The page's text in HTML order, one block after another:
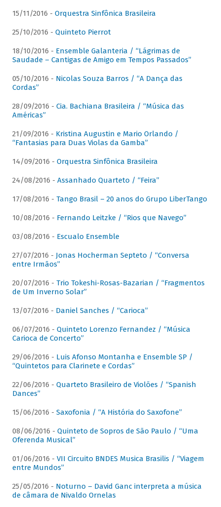
15/11/2016 - Orquestra Sinfônica Brasileira
25/10/2016 - Quinteto Pierrot
18/10/2016 - Ensemble Galanteria / “Lágrimas de
Saudade – Cantigas de Amigo em Tempos Passados”
05/10/2016 - Nicolas Souza Barros / “A Dança das
Cordas”
28/09/2016 - Cia. Bachiana Brasileira / “Música das
Américas”
21/09/2016 - Kristina Augustin e Mario Orlando /
“Fantasias para Duas Violas da Gamba”
14/09/2016 - Orquestra Sinfônica Brasileira
24/08/2016 - Assanhado Quarteto / “Feira”
17/08/2016 - Tango Brasil – 20 anos do Grupo LiberTango
10/08/2016 - Fernando Leitzke / “Rios que Navego”
03/08/2016 - Escualo Ensemble
27/07/2016 - Jonas Hocherman Septeto / “Conversa
entre Irmãos”
20/07/2016 - Trio Tokeshi-Rosas-Bazarian / “Fragmentos
de Um Inverno Solar”
13/07/2016 - Daniel Sanches / “Carioca”
06/07/2016 - Quinteto Lorenzo Fernandez / “Música
Carioca de Concerto”
29/06/2016 - Luis Afonso Montanha e Ensemble SP /
“Quintetos para Clarinete e Cordas”
22/06/2016 - Quarteto Brasileiro de Violões / “Spanish
Dances”
15/06/2016 - Saxofonia / “A História do Saxofone”
08/06/2016 - Quinteto de Sopros de São Paulo / “Uma
Oferenda Musical”
01/06/2016 - VII Circuito BNDES Musica Brasilis / “Viagem
entre Mundos”
25/05/2016 - Noturno – David Ganc interpreta a música
de câmara de Nivaldo Ornelas